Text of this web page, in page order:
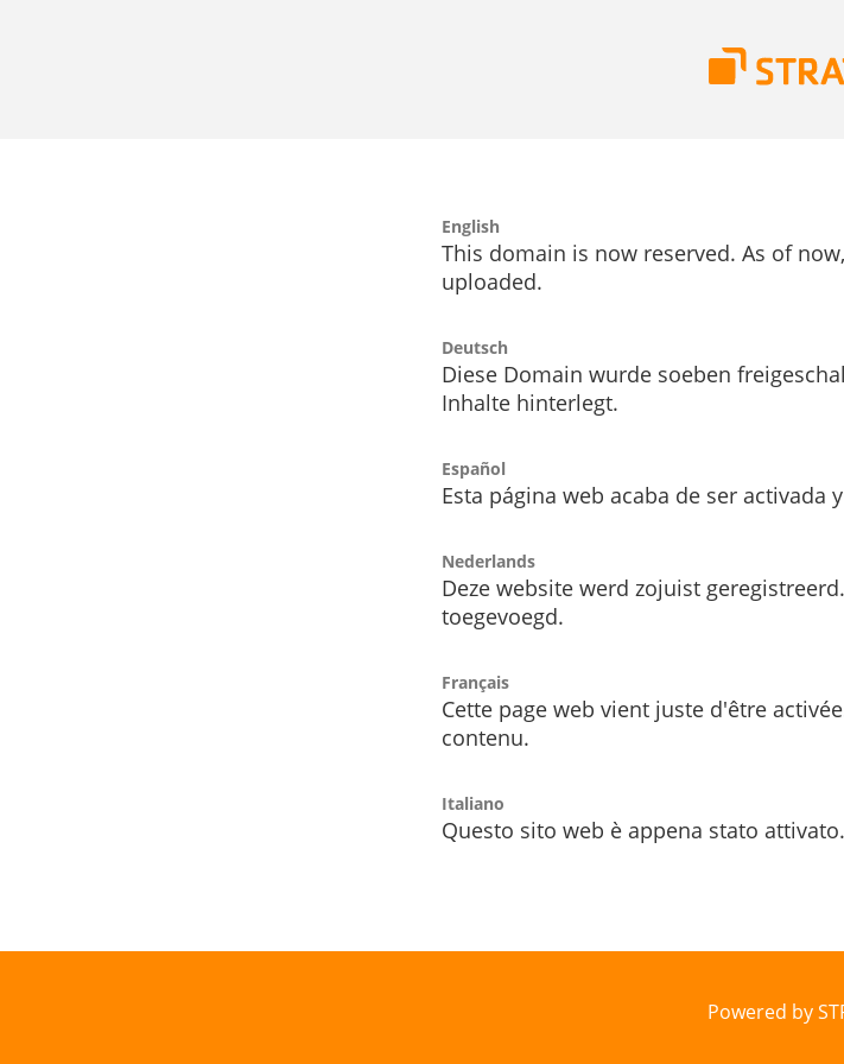
English
This domain is now reserved. As of
uploaded.
Deutsch
Diese Domain wurde soeben
Inhalte hinterlegt.
Español
Esta página web acaba de ser activada
Nederlands
Deze website werd zojuist
toegevoegd.
Français
Cette page web vient juste d'être
contenu.
Italiano
Questo sito web è appena stato
Powered by